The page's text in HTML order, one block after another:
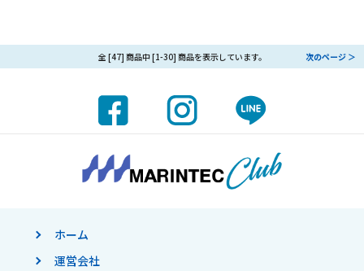
全 [47] 商品中 [1-30] 商品を表示しています。 次のページ ＞
ホーム
運営会社